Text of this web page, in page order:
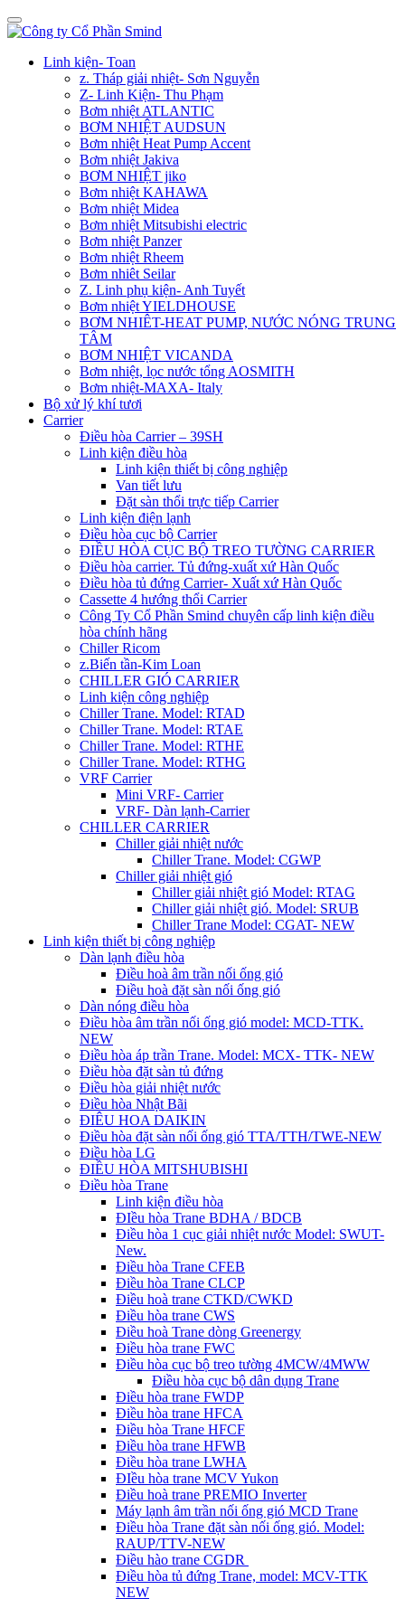
Linh kiện- Toan
z. Tháp giải nhiệt- Sơn Nguyễn
Z- Linh Kiện- Thu Phạm
Bơm nhiệt ATLANTIC
BƠM NHIỆT AUDSUN
Bơm nhiệt Heat Pump Accent
Bơm nhiệt Jakiva
BƠM NHIỆT jiko
Bơm nhiệt KAHAWA
Bơm nhiệt Midea
Bơm nhiệt Mitsubishi electric
Bơm nhiệt Panzer
Bơm nhiệt Rheem
Bơm nhiêt Seilar
Z. Linh phụ kiện- Anh Tuyết
Bơm nhiệt YIELDHOUSE
BƠM NHIÊT-HEAT PUMP, NƯỚC NÓNG TRUNG
TÂM
BƠM NHIỆT VICANDA
Bơm nhiệt, lọc nước tổng AOSMITH
Bơm nhiệt-MAXA- Italy
Bộ xử lý khí tươi
Carrier
Điều hòa Carrier – 39SH
Linh kiện điều hòa
Linh kiện thiết bị công nghiệp
Van tiết lưu
Đặt sàn thổi trực tiếp Carrier
Linh kiện điện lạnh
Điều hòa cục bộ Carrier
ĐIỀU HÒA CỤC BỘ TREO TƯỜNG CARRIER
Điều hòa carrier. Tủ đứng-xuất xứ Hàn Quốc
Điều hòa tủ đứng Carrier- Xuất xứ Hàn Quốc
Cassette 4 hướng thổi Carrier
Công Ty Cổ Phần Smind chuyên cấp linh kiện điều
hòa chính hãng
Chiller Ricom
z.Biến tần-Kim Loan
CHILLER GIÓ CARRIER
Linh kiện công nghiệp
Chiller Trane. Model: RTAD
Chiller Trane. Model: RTAE
Chiller Trane. Model: RTHE
Chiller Trane. Model: RTHG
VRF Carrier
Mini VRF- Carrier
VRF- Dàn lạnh-Carrier
CHILLER CARRIER
Chiller giải nhiệt nước
Chiller Trane. Model: CGWP
Chiller giải nhiệt gió
Chiller giải nhiệt gió Model: RTAG
Chiller giải nhiệt gió. Model: SRUB
Chiller Trane Model: CGAT- NEW
Linh kiện thiết bị công nghiệp
Dàn lạnh điều hòa
Điều hoà âm trần nối ống gió
Điều hoà đặt sàn nối ống gió
Dàn nóng điều hòa
Điều hòa âm trần nối ống gió model: MCD-TTK.
NEW
Điều hòa áp trần Trane. Model: MCX- TTK- NEW
Điều hòa đặt sàn tủ đứng
Điều hòa giải nhiệt nước
Điều hòa Nhật Bãi
ĐIÊU HOA DAIKIN
Điều hòa đặt sàn nối ống gió TTA/TTH/TWE-NEW
Điều hòa LG
ĐIỀU HÒA MITSHUBISHI
Điều hòa Trane
Linh kiện điều hòa
ĐIều hòa Trane BDHA / BDCB
Điều hòa 1 cục giải nhiệt nước Model: SWUT-
New.
Điều hòa Trane CFEB
Điều hòa Trane CLCP
Điều hoà trane CTKD/CWKD
Điều hòa trane CWS
Điều hoà Trane dòng Greenergy
Điều hòa trane FWC
Điều hòa cục bộ treo tường 4MCW/4MWW
Điều hòa cục bộ dân dụng Trane
Điều hòa trane FWDP
Điều hòa trane HFCA
Điều hòa Trane HFCF
Điều hòa trane HFWB
Điều hòa trane LWHA
ĐIều hòa trane MCV Yukon
Điều hoà trane PREMIO Inverter
Máy lạnh âm trần nối ống gió MCD Trane
Điều hòa Trane đặt sàn nối ống gió. Model:
RAUP/TTV-NEW
Điều hào trane CGDR
Điều hòa tủ đứng Trane, model: MCV-TTK
NEW